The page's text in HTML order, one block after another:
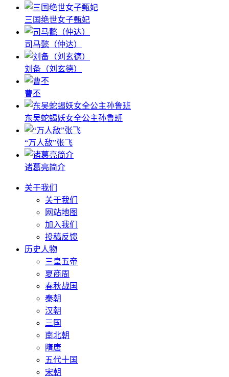
三国绝世女子甄妃
司马懿（仲达）
刘备（刘玄德）
曹丕
东吴蛇蝎妖女全公主孙鲁班
“万人敌”张飞
诸葛亮简介
关于我们
关于我们
网站地图
加入我们
投稿反馈
历史人物
三皇五帝
夏商周
春秋战国
秦朝
汉朝
三国
南北朝
隋唐
五代十国
宋朝